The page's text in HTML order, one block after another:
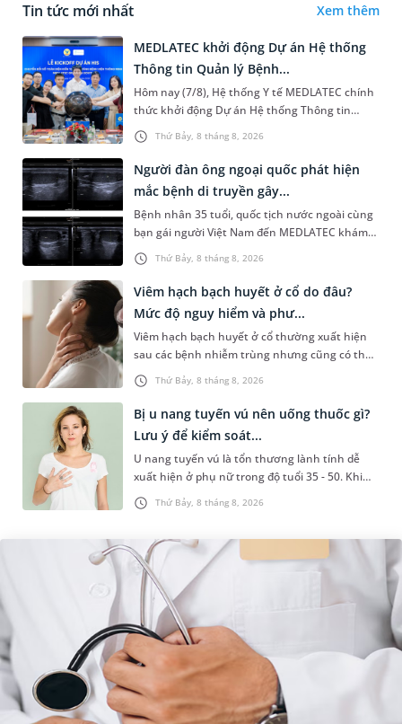
Tin tức mới nhất Xem thêm
Thứ Bảy, 8 tháng 8, 2026
MEDLATEC khởi động Dự án Hệ thống
Thông tin Quản lý Bệnh...
Hôm nay (7/8), Hệ thống Y tế MEDLATEC chính
thức khởi động Dự án Hệ thống Thông tin
Quản lý Bệnh viện (HIS - Hospital Information
System) giai đoạn mới. Dự á...
Thứ Bảy, 8 tháng 8, 2026
Người đàn ông ngoại quốc phát hiện
mắc bệnh di truyền gây...
Bệnh nhân 35 tuổi, quốc tịch nước ngoài cùng
bạn gái người Việt Nam đến MEDLATEC khám
sức khỏe tiền hôn nhân. Qua thăm khám và
làm các xét nghiệm chuyên sâu,...
Thứ Bảy, 8 tháng 8, 2026
Viêm hạch bạch huyết ở cổ do đâu?
Mức độ nguy hiểm và phư...
Viêm hạch bạch huyết ở cổ thường xuất hiện
sau các bệnh nhiễm trùng nhưng cũng có thể
liên quan đến lao hạch hoặc ung thư. Để tìm
hiểu nguyên nhân gây viêm,...
Thứ Bảy, 8 tháng 8, 2026
Bị u nang tuyến vú nên uống thuốc gì?
Lưu ý để kiểm soát...
U nang tuyến vú là tổn thương lành tính dễ
xuất hiện ở phụ nữ trong độ tuổi 35 - 50. Khi
được chẩn đoán mắc bệnh, nhiều người
thường băn khoăn u nang tuyến v...